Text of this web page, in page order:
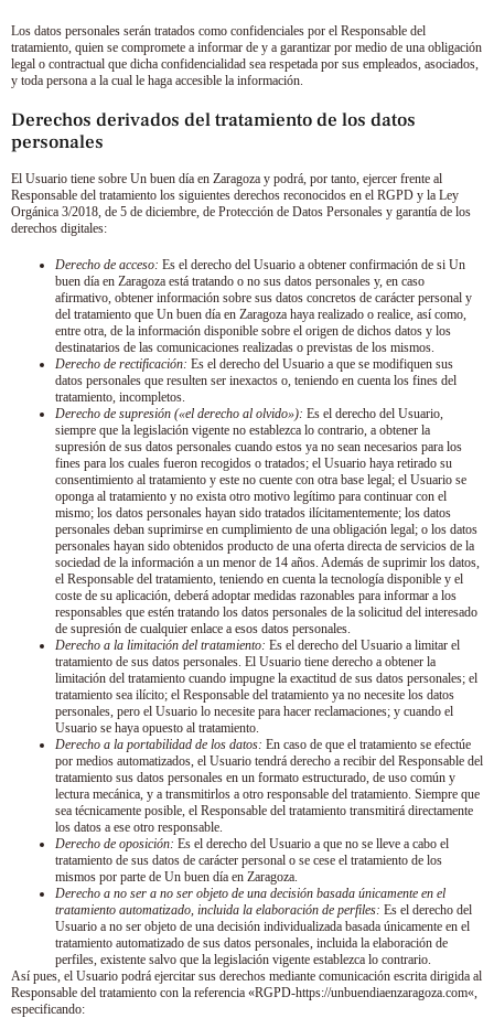
Los datos personales serán tratados como confidenciales por el Responsable del
tratamiento, quien se compromete a informar de y a garantizar por medio de una obligación
legal o contractual que dicha confidencialidad sea respetada por sus empleados, asociados,
y toda persona a la cual le haga accesible la información.
Derechos derivados del tratamiento de los datos
personales
El Usuario tiene sobre Un buen día en Zaragoza y podrá, por tanto, ejercer frente al
Responsable del tratamiento los siguientes derechos reconocidos en el RGPD y la Ley
Orgánica 3/2018, de 5 de diciembre, de Protección de Datos Personales y garantía de los
derechos digitales:
Derecho de acceso: Es el derecho del Usuario a obtener confirmación de si Un
buen día en Zaragoza está tratando o no sus datos personales y, en caso
afirmativo, obtener información sobre sus datos concretos de carácter personal y
del tratamiento que Un buen día en Zaragoza haya realizado o realice, así como,
entre otra, de la información disponible sobre el origen de dichos datos y los
destinatarios de las comunicaciones realizadas o previstas de los mismos.
Derecho de rectificación: Es el derecho del Usuario a que se modifiquen sus
datos personales que resulten ser inexactos o, teniendo en cuenta los fines del
tratamiento, incompletos.
Derecho de supresión («el derecho al olvido»): Es el derecho del Usuario,
siempre que la legislación vigente no establezca lo contrario, a obtener la
supresión de sus datos personales cuando estos ya no sean necesarios para los
fines para los cuales fueron recogidos o tratados; el Usuario haya retirado su
consentimiento al tratamiento y este no cuente con otra base legal; el Usuario se
oponga al tratamiento y no exista otro motivo legítimo para continuar con el
mismo; los datos personales hayan sido tratados ilícitamentemente; los datos
personales deban suprimirse en cumplimiento de una obligación legal; o los datos
personales hayan sido obtenidos producto de una oferta directa de servicios de la
sociedad de la información a un menor de 14 años. Además de suprimir los datos,
el Responsable del tratamiento, teniendo en cuenta la tecnología disponible y el
coste de su aplicación, deberá adoptar medidas razonables para informar a los
responsables que estén tratando los datos personales de la solicitud del interesado
de supresión de cualquier enlace a esos datos personales.
Derecho a la limitación del tratamiento: Es el derecho del Usuario a limitar el
tratamiento de sus datos personales. El Usuario tiene derecho a obtener la
limitación del tratamiento cuando impugne la exactitud de sus datos personales; el
tratamiento sea ilícito; el Responsable del tratamiento ya no necesite los datos
personales, pero el Usuario lo necesite para hacer reclamaciones; y cuando el
Usuario se haya opuesto al tratamiento.
Derecho a la portabilidad de los datos: En caso de que el tratamiento se efectúe
por medios automatizados, el Usuario tendrá derecho a recibir del Responsable del
tratamiento sus datos personales en un formato estructurado, de uso común y
lectura mecánica, y a transmitirlos a otro responsable del tratamiento. Siempre que
sea técnicamente posible, el Responsable del tratamiento transmitirá directamente
los datos a ese otro responsable.
Derecho de oposición: Es el derecho del Usuario a que no se lleve a cabo el
tratamiento de sus datos de carácter personal o se cese el tratamiento de los
mismos por parte de Un buen día en Zaragoza
Derecho a no ser a no ser objeto de una decisión basada únicamente en el
tratamiento automatizado, incluida la elaboración de perfiles: Es el derecho del
Usuario a no ser objeto de una decisión individualizada basada únicamente en el
tratamiento automatizado de sus datos personales, incluida la elaboración de
perfiles, existente salvo que la legislación vigente establezca lo contrario.
Así pues, el Usuario podrá ejercitar sus derechos mediante comunicación escrita dirigida al
Responsable del tratamiento con la referencia «RGPD-https://unbuendiaenzaragoza.com«,
especificando: